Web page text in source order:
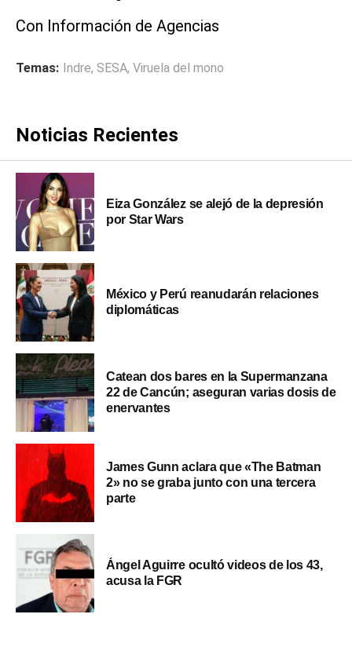
Con Información de Agencias
Temas: Indre, SESA, Viruela del mono
Noticias Recientes
Eiza González se alejó de la depresión
por Star Wars
México y Perú reanudarán relaciones
diplomáticas
Catean dos bares en la Supermanzana
22 de Cancún; aseguran varias dosis de
enervantes
James Gunn aclara que «The Batman
2» no se graba junto con una tercera
parte
Ángel Aguirre ocultó videos de los 43,
acusa la FGR